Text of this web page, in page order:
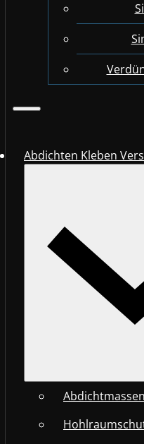
Abdichten Kleben
Abdichtmassen